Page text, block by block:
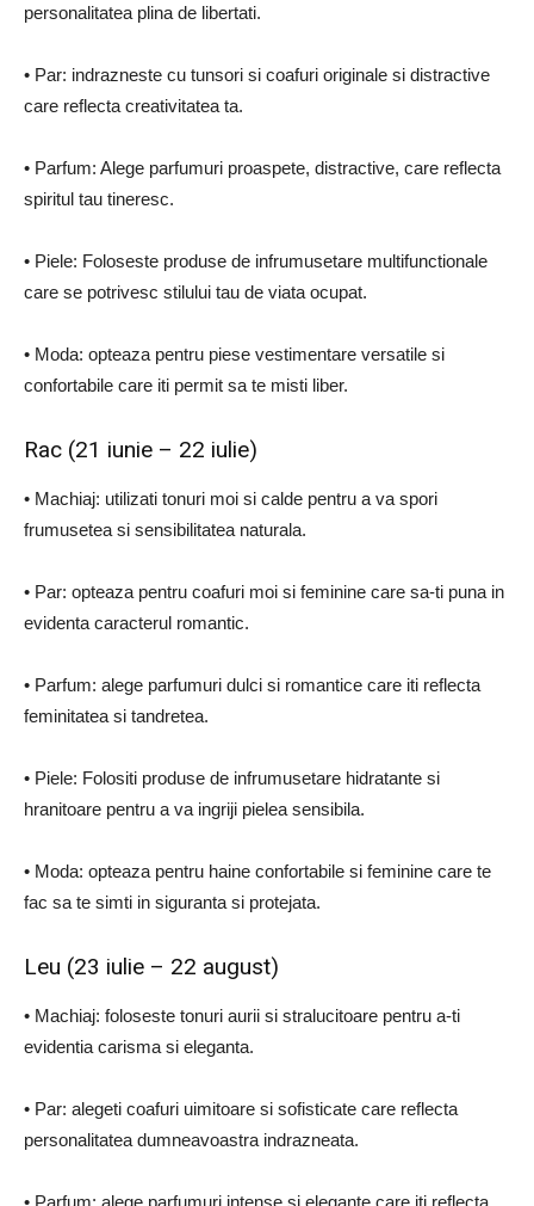
personalitatea plina de libertati.
• Par: indrazneste cu tunsori si coafuri originale si distractive
care reflecta creativitatea ta.
• Parfum: Alege parfumuri proaspete, distractive, care reflecta
spiritul tau tineresc.
• Piele: Foloseste produse de infrumusetare multifunctionale
care se potrivesc stilului tau de viata ocupat.
• Moda: opteaza pentru piese vestimentare versatile si
confortabile care iti permit sa te misti liber.
Rac (21 iunie – 22 iulie)
• Machiaj: utilizati tonuri moi si calde pentru a va spori
frumusetea si sensibilitatea naturala.
• Par: opteaza pentru coafuri moi si feminine care sa-ti puna in
evidenta caracterul romantic.
• Parfum: alege parfumuri dulci si romantice care iti reflecta
feminitatea si tandretea.
• Piele: Folositi produse de infrumusetare hidratante si
hranitoare pentru a va ingriji pielea sensibila.
• Moda: opteaza pentru haine confortabile si feminine care te
fac sa te simti in siguranta si protejata.
Leu (23 iulie – 22 august)
• Machiaj: foloseste tonuri aurii si stralucitoare pentru a-ti
evidentia carisma si eleganta.
• Par: alegeti coafuri uimitoare si sofisticate care reflecta
personalitatea dumneavoastra indrazneata.
• Parfum: alege parfumuri intense si elegante care iti reflecta